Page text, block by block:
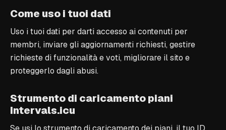
Come uso i tuoi dati
Uso i tuoi dati per darti accesso ai contenuti per
membri, inviare gli aggiornamenti richiesti, gestire
richieste di funzionalità e voti, migliorare il sito e
proteggerlo dagli abusi.
Strumento di caricamento piani
Intervals.icu